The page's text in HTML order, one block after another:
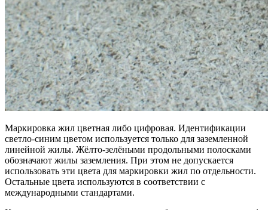
Маркировка жил цветная либо цифровая. Идентификации
светло-синим цветом используется только для заземленной
линейной жилы. Жёлто-зелёными продольными полосками
обозначают жилы заземления. При этом не допускается
использовать эти цвета для маркировки жил по отдельности.
Остальные цвета используются в соответствии с
международными стандартами.